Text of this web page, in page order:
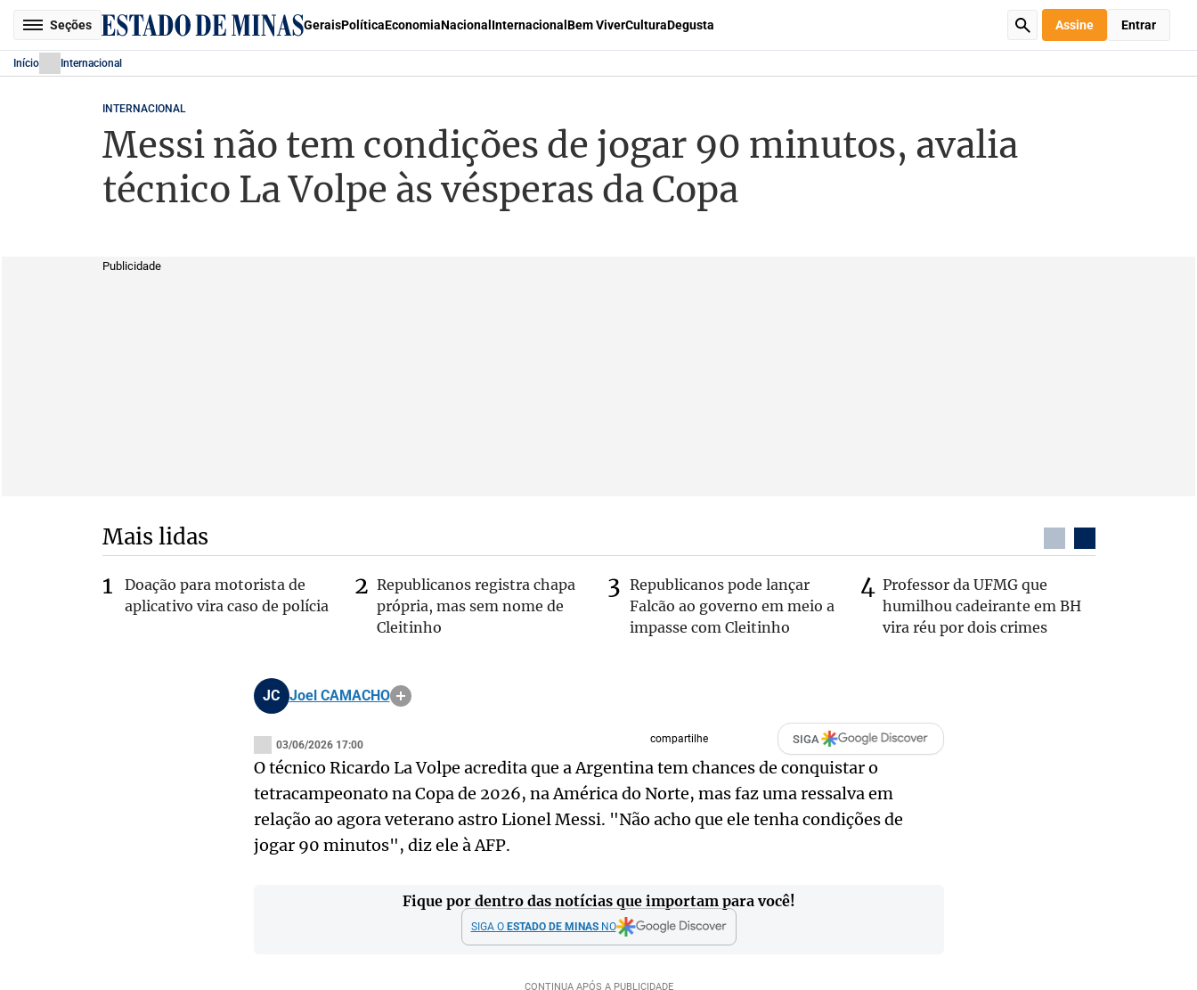
Seções GeraisPolíticaEconomiaNacional Internacional Bem ViverCulturaDegusta Assine Entrar
Início Internacional
INTERNACIONAL
Messi não tem condições de jogar 90 minutos, avalia
técnico La Volpe às vésperas da Copa
Publicidade
Mais lidas
Doação para motorista de
aplicativo vira caso de polícia
Republicanos registra chapa
própria, mas sem nome de
Cleitinho
Republicanos pode lançar
Falcão ao governo em meio a
impasse com Cleitinho
Professor da UFMG que
humilhou cadeirante em BH
vira réu por dois crimes
JC Joel CAMACHO
03/06/2026 17:00 compartilhe SIGA
O técnico Ricardo La Volpe acredita que a Argentina tem chances de conquistar o
tetracampeonato na Copa de 2026, na América do Norte, mas faz uma ressalva em
relação ao agora veterano astro Lionel Messi. "Não acho que ele tenha condições de
jogar 90 minutos", diz ele à AFP.
Fique por dentro das notícias que importam para você!
SIGA O ESTADO DE MINASNO